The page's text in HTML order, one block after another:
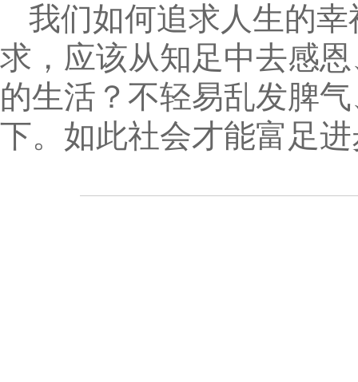
我们如何追求人生的
求，应该从知足中去感
的生活？不轻易乱发脾
下。如此社会才能富足